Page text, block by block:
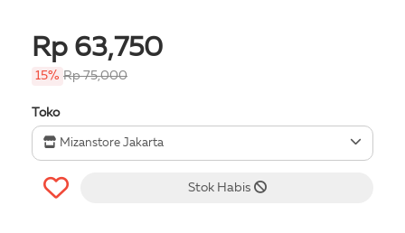
Rp 63,750
15% Rp 75,000
Toko
Mizanstore Jakarta
Stok Habis